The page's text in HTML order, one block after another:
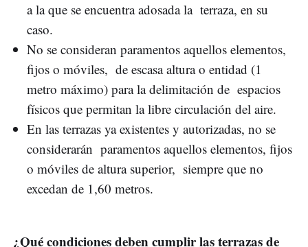
a la que se encuentra adosada la terraza, en su
caso.
No se consideran paramentos aquellos elementos,
fijos o móviles, de escasa altura o entidad (1
metro máximo) para la delimitación de espacios
físicos que permitan la libre circulación del aire.
En las terrazas ya existentes y autorizadas, no se
considerarán paramentos aquellos elementos, fijos
o móviles de altura superior, siempre que no
excedan de 1,60 metros.
¿Qué condiciones deben cumplir las terrazas de